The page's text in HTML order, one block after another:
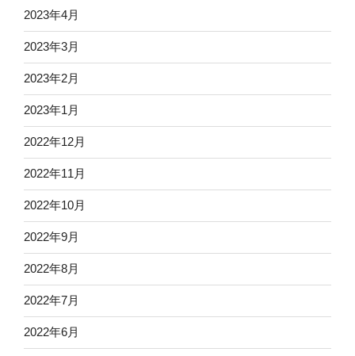
2023年4月
2023年3月
2023年2月
2023年1月
2022年12月
2022年11月
2022年10月
2022年9月
2022年8月
2022年7月
2022年6月